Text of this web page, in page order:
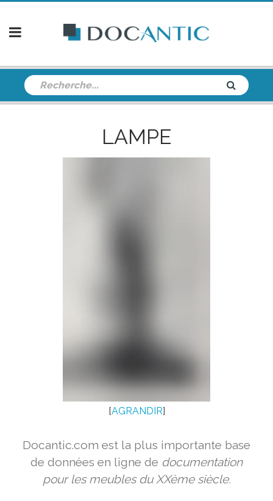
LAMPE
[AGRANDIR]
Docantic.com est la plus importante base
de données en ligne de documentation
pour les meubles du XXème siècle.